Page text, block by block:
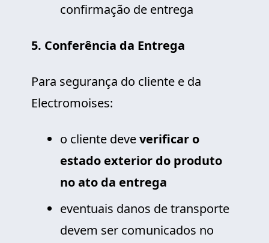
confirmação de entrega
5. Conferência da Entrega
Para segurança do cliente e da
Electromoises:
o cliente deveverificar o
estado exterior do produto
no ato da entrega
eventuais danos de transporte
devem ser comunicados no